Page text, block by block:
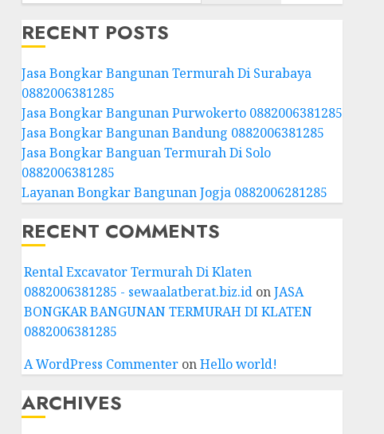
RECENT POSTS
Jasa Bongkar Bangunan Termurah Di Surabaya
0882006381285
Jasa Bongkar Bangunan Purwokerto 0882006381285
Jasa Bongkar Bangunan Bandung 0882006381285
Jasa Bongkar Banguan Termurah Di Solo
0882006381285
Layanan Bongkar Bangunan Jogja 0882006281285
RECENT COMMENTS
Rental Excavator Termurah Di Klaten
0882006381285 - sewaalatberat.biz.idonJASA
BONGKAR BANGUNAN TERMURAH DI KLATEN
0882006381285
A WordPress CommenteronHello world!
ARCHIVES